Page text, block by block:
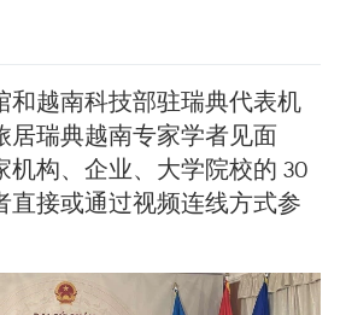
和越南科技部驻瑞典代表机
居瑞典越南专家学者见面
机构、企业、大学院校的 30
直接或通过视频连线方式参